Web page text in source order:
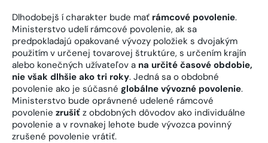
Dlhodobejš í charakter bude mať rámcové povolenie.
Ministerstvo udelí rámcové povolenie, ak sa
predpokladajú opakované vývozy položiek s dvojakým
použitím v určenej tovarovej štruktúre, s určením krajín
alebo konečných užívateľov a na určité časové obdobie,
nie však dlhšie ako tri roky. Jedná sa o obdobné
povolenie ako je súčasné globálne vývozné povolenie.
Ministerstvo bude oprávnené udelené rámcové
povolenie zrušiť z obdobných dôvodov ako individuálne
povolenie a v rovnakej lehote bude vývozca povinný
zrušené povolenie vrátiť.